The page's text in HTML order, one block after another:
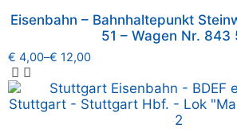
Eisenbahn – Bahnhaltepunkt
51 – Wagen Nr. 843
€ 4,00–€ 12,00